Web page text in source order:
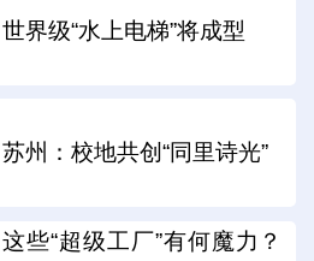
世界级“水上电梯”将成型
苏州：校地共创“同里诗光”
这些“超级工厂”有何魔力？